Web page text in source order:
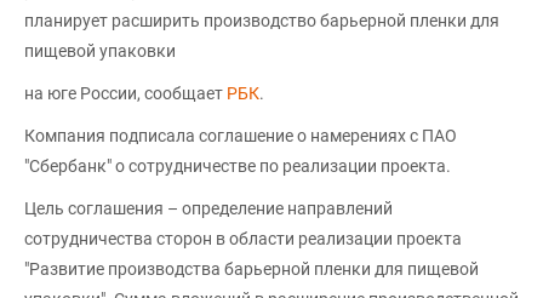
планирует расширить производство барьерной пленки для
пищевой упаковки
на юге России, сообщает РБК.
Компания подписала соглашение о намерениях с ПАО
"Сбербанк" о сотрудничестве по реализации проекта.
Цель соглашения – определение направлений
сотрудничества сторон в области реализации проекта
"Развитие производства барьерной пленки для пищевой